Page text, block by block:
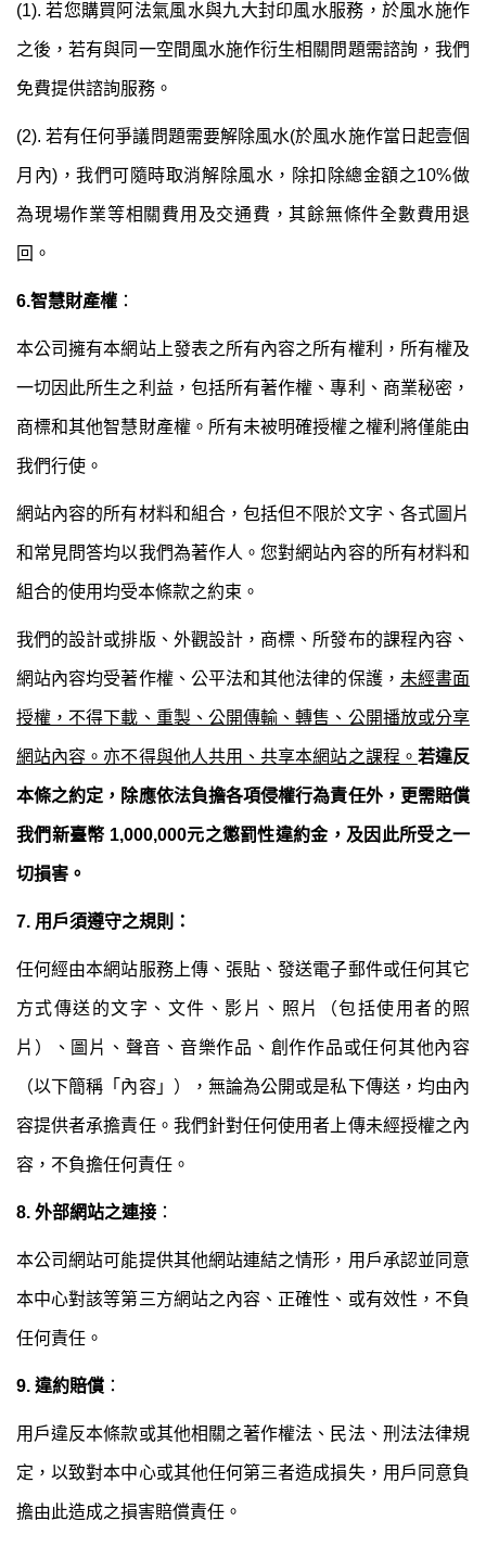
(1). 若您購買阿法氣風水與九大封印風水服務，於風水施作
之後，若有與同一空間風水施作衍生相關問題需諮詢，我們
免費提供諮詢服務。
(2). 若有任何爭議問題需要解除風水(於風水施作當日起壹個
月內)，我們可隨時取消解除風水，除扣除總金額之10%做
為現場作業等相關費用及交通費，其餘無條件全數費用退
回。
6.智慧財產權 ：
本公司擁有本網站上發表之所有內容之所有權利，所有權及
一切因此所生之利益，包括所有著作權、專利、商業秘密，
商標和其他智慧財產權。所有未被明確授權之權利將僅能由
我們行使。
網站內容的所有材料和組合，包括但不限於文字、各式圖片
和常見問答均以我們為著作人。您對網站內容的所有材料和
組合的使用均受本條款之約束。
我們的設計或排版、外觀設計，商標、所發布的課程內容、
網站內容均受著作權、公平法和其他法律的保護， 未經書面
授權，不得下載、重製、公開傳輸、轉售、公開播放或分享
網站內容。亦不得與他人共用、共享本網站之課程。 若違反
本條之約定，除應依法負擔各項侵權行為責任外，更需賠償
我們新臺幣 1,000,000元之懲罰性違約金，及因此所受之一
切損害。
7. 用戶須遵守之規則：
任何經由本網站服務上傳、張貼、發送電子郵件或任何其它
方式傳送的文字、文件、影片、照片（包括使用者的照
片）、圖片、聲音、音樂作品、創作作品或任何其他內容
（以下簡稱「內容」），無論為公開或是私下傳送，均由內
容提供者承擔責任。我們針對任何使用者上傳未經授權之內
容，不負擔任何責任。
8. 外部網站之連接 ：
本公司網站可能提供其他網站連結之情形，用戶承認並同意
本中心對該等第三方網站之內容、正確性、或有效性，不負
任何責任。
9. 違約賠償 ：
用戶違反本條款或其他相關之著作權法、民法、刑法法律規
定，以致對本中心或其他任何第三者造成損失，用戶同意負
擔由此造成之損害賠償責任。